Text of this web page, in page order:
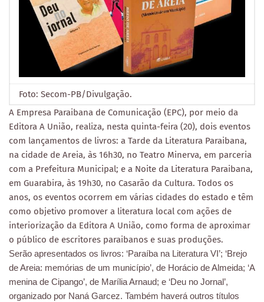
Foto: Secom-PB/Divulgação.
A Empresa Paraibana de Comunicação (EPC), por meio da
Editora A União, realiza, nesta quinta-feira (20), dois eventos
com lançamentos de livros: a Tarde da Literatura Paraibana,
na cidade de Areia, às 16h30, no Teatro Minerva, em parceria
com a Prefeitura Municipal; e a Noite da Literatura Paraibana,
em Guarabira, às 19h30, no Casarão da Cultura. Todos os
anos, os eventos ocorrem em várias cidades do estado e têm
como objetivo promover a literatura local com ações de
interiorização da Editora A União, como forma de aproximar
o público de escritores paraibanos e suas produções.
Serão apresentados os livros: ‘Paraíba na Literatura VI’; ‘Brejo
de Areia: memórias de um município’, de Horácio de Almeida; ‘A
menina de Cipango’, de Marília Arnaud; e ‘Deu no Jornal’,
organizado por Naná Garcez. Também haverá outros títulos